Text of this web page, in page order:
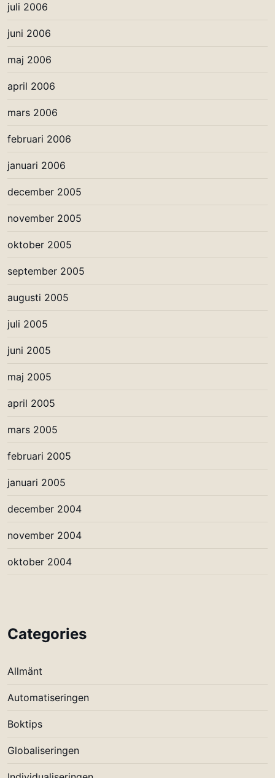
juli 2006
juni 2006
maj 2006
april 2006
mars 2006
februari 2006
januari 2006
december 2005
november 2005
oktober 2005
september 2005
augusti 2005
juli 2005
juni 2005
maj 2005
april 2005
mars 2005
februari 2005
januari 2005
december 2004
november 2004
oktober 2004
Categories
Allmänt
Automatiseringen
Boktips
Globaliseringen